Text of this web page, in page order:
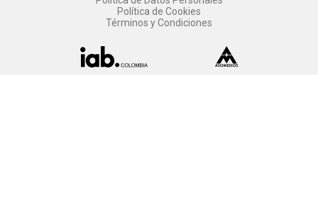
Política de Cookies
Términos y Condiciones